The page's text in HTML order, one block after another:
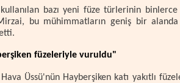
bazı yeni füze türlerinin
bu mühimmatların geniş bir alanda
füzeleriyle vuruldu"
Üssü'nün Hayberşiken katı yakıtlı